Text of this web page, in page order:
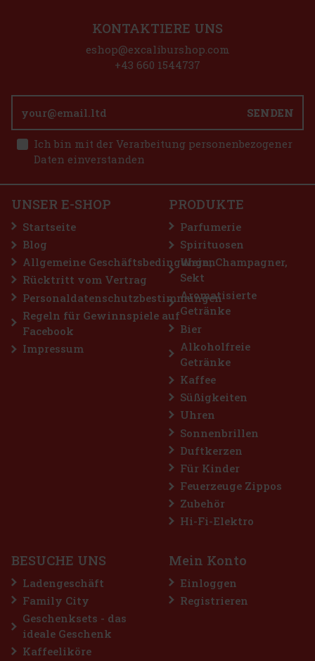
SENDEN
Ich bin mit der Verarbeitung personenbezogener
Daten einverstanden
KONTAKTIERE UNS
eshop@excaliburshop.com
+43 660 1544737
UNSER E-SHOP
Startseite
Blog
Allgemeine Geschäftsbedingungen
Rücktritt vom Vertrag
Personaldatenschutzbestimmungen
Regeln für Gewinnspiele auf
Facebook
Impressum
PRODUKTE
Parfumerie
Spirituosen
Wein, Champagner,
Sekt
Aromatisierte
Getränke
Bier
Alkoholfreie
Getränke
Kaffee
Süßigkeiten
Uhren
Sonnenbrillen
Duftkerzen
Für Kinder
Feuerzeuge Zippos
Zubehör
Hi-Fi-Elektro
BESUCHE UNS
Ladengeschäft
Family City
Geschenksets - das
ideale Geschenk
Kaffeeliköre
Mein Konto
Einloggen
Registrieren